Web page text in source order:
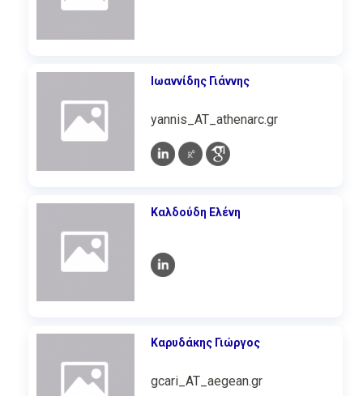
Ιωαννίδης Γιάννης
yannis_AT_athenarc.gr
Καλδούδη Ελένη
Καρυδάκης Γιώργος
gcari_AT_aegean.gr